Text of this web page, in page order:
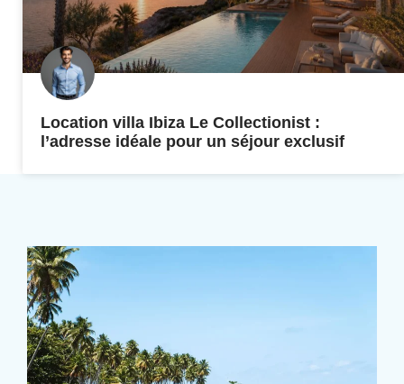
Location villa Ibiza Le Collectionist :
l’adresse idéale pour un séjour exclusif